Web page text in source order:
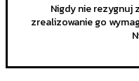
Nigdy nie rezygnuj
zrealizowanie go